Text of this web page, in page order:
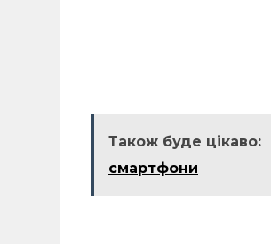
Також буде цікаво:
смартфони